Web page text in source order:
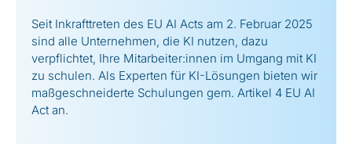
Seit Inkrafttreten des EU AI Acts am 2. Februar 2025
sind alle Unternehmen, die KI nutzen, dazu
verpflichtet, Ihre Mitarbeiter:innen im Umgang mit KI
zu schulen. Als Experten für KI-Lösungen bieten wir
maßgeschneiderte Schulungen gem. Artikel 4 EU AI
Act an.